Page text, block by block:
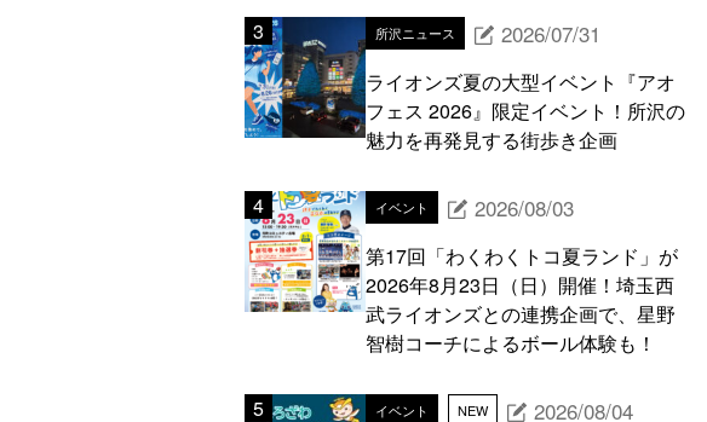
所沢ニュース 2026/07/31
ライオンズ夏の大型イベント『アオ
フェス 2026』限定イベント！所沢の
魅力を再発見する街歩き企画
イベント 2026/08/03
第17回「わくわくトコ夏ランド」が
2026年8月23日（日）開催！埼玉西
武ライオンズとの連携企画で、星野
智樹コーチによるボール体験も！
イベント NEW 2026/08/04